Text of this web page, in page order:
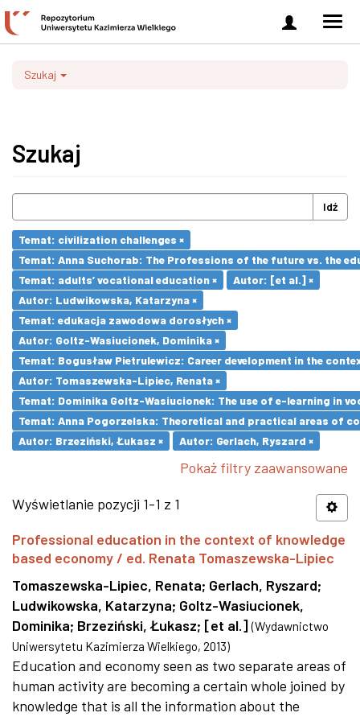
Zaloguj
się
Szukaj
Szukaj
Idź
Temat: civilization challenges ×
Temat: Anna Suchorab: The Professions of the future vs. the
Temat: adults’ vocational education ×
Autor: [et al.] ×
Autor: Ludwikowska, Katarzyna ×
Temat: edukacja zawodowa dorosłych ×
Autor: Goltz-Wasiucionek, Dominika ×
Temat: Bogusław Pietrulewicz: Career development in the
Autor: Tomaszewska-Lipiec, Renata ×
Temat: Dominika Goltz-Wasiucionek: The use of e-learning in
Temat: Anna Pogorzelska: Theoretical and practical areas of
Autor: Brzeziński, Łukasz ×
Autor: Gerlach, Ryszard ×
Pokaż filtry zaawansowane
Wyświetlanie pozycji 1-1 z 1
Professional education in the context of knowledge
based economy / ed. Renata Tomaszewska-Lipiec
Tomaszewska-Lipiec, Renata; Gerlach, Ryszard;
Ludwikowska, Katarzyna; Goltz-Wasiucionek,
Dominika; Brzeziński, Łukasz; [et al.] (Wydawnictwo
Uniwersytetu Kazimierza Wielkiego, 2013)
Education and economy seen as two separate areas of
human activity are becoming a certain whole joined by
knowledge that is all the information about the